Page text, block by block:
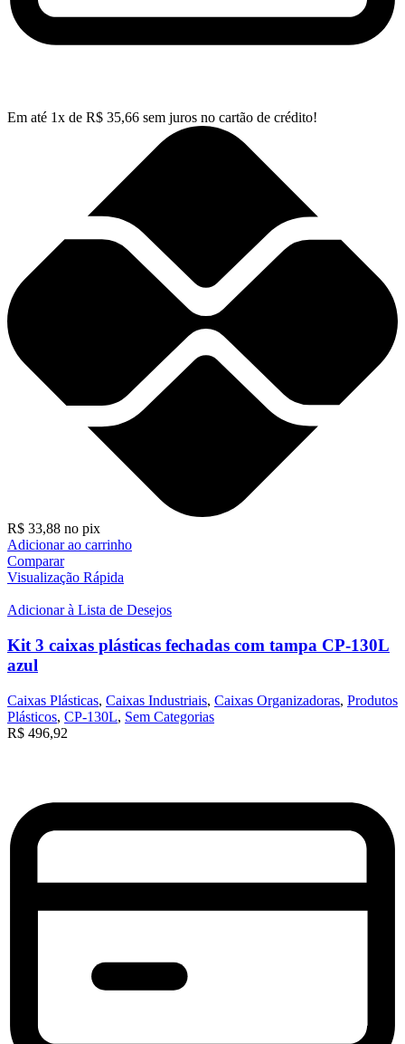
Em até 1x de R$ 35,66 sem juros no cartão de crédito!
R$ 33,88 no pix
Adicionar ao carrinho
Comparar
Visualização Rápida
Adicionar à Lista de Desejos
Kit 3 caixas plásticas fechadas com tampa CP-130L
azul
Caixas Plásticas, Caixas Industriais, Caixas Organizadoras, Produtos
Plásticos, CP-130L, Sem Categorias
R$ 496,92